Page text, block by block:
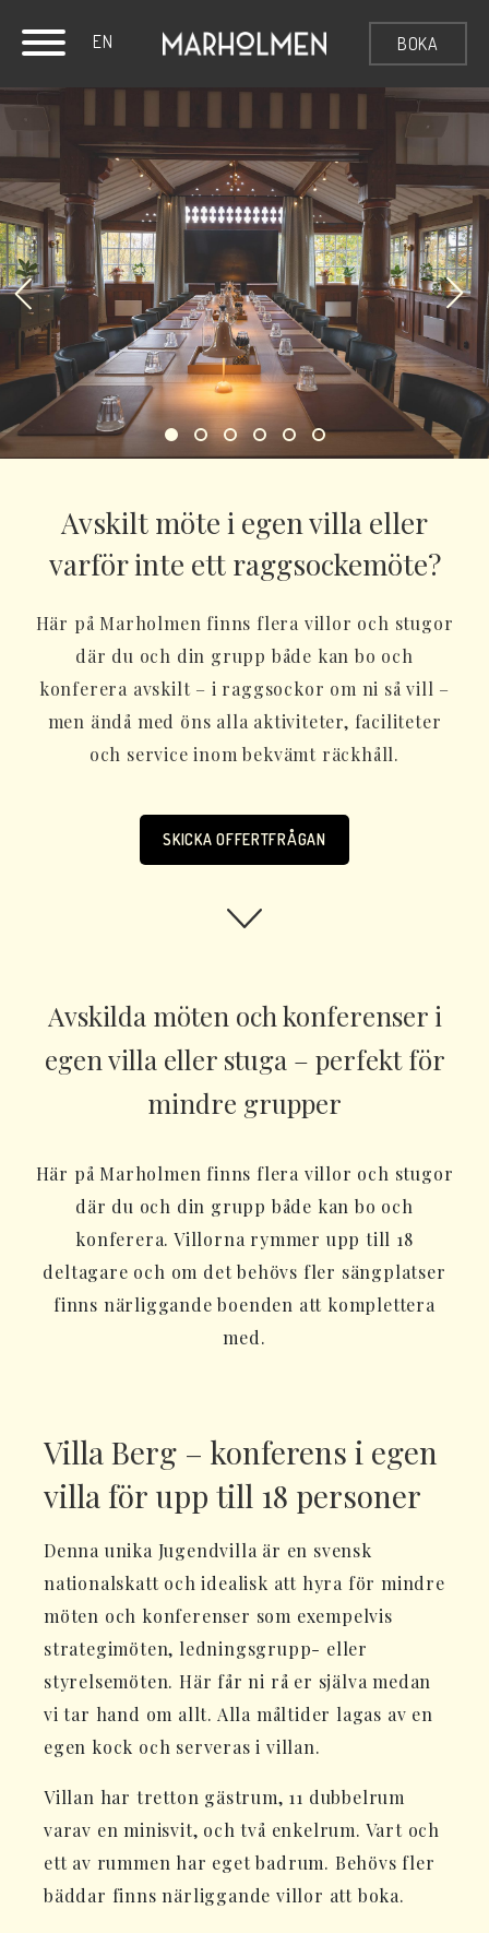
EN BOKA
Avskilt möte i egen villa eller
varför inte ett raggsockemöte?
Här på Marholmen finns flera villor och stugor
där du och din grupp både kan bo och
konferera avskilt – i raggsockor om ni så vill –
men ändå med öns alla aktiviteter, faciliteter
och service inom bekvämt räckhåll.
SKICKA OFFERTFRÅGAN
Avskilda möten och konferenser i
egen villa eller stuga – perfekt för
mindre grupper
Här på Marholmen finns flera villor och stugor
där du och din grupp både kan bo och
konferera. Villorna rymmer upp till 18
deltagare och om det behövs fler sängplatser
finns närliggande boenden att komplettera
med.
Villa Berg – konferens i egen
villa för upp till 18 personer
Denna unika Jugendvilla är en svensk
nationalskatt och idealisk att hyra för mindre
möten och konferenser som exempelvis
strategimöten, ledningsgrupp- eller
styrelsemöten. Här får ni rå er själva medan
vi tar hand om allt. Alla måltider lagas av en
egen kock och serveras i villan.
Villan har tretton gästrum, 11 dubbelrum
varav en minisvit, och två enkelrum. Vart och
ett av rummen har eget badrum. Behövs fler
bäddar finns närliggande villor att boka.